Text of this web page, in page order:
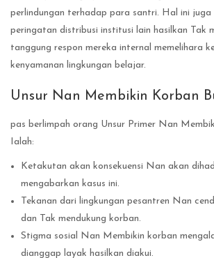
perlindungan terhadap para santri. Hal ini juga
peringatan distribusi institusi lain hasilkan Tak
tanggung respon mereka internal memelihara
kenyamanan lingkungan belajar.
Unsur Nan Membikin Korban
pas berlimpah orang Unsur Primer Nan
Ialah:
Ketakutan akan konsekuensi Nan akan
mengabarkan kasus ini.
Tekanan dari lingkungan pesantren Nan
dan Tak mendukung korban.
Stigma sosial Nan Membikin korban
dianggap layak hasilkan diakui.